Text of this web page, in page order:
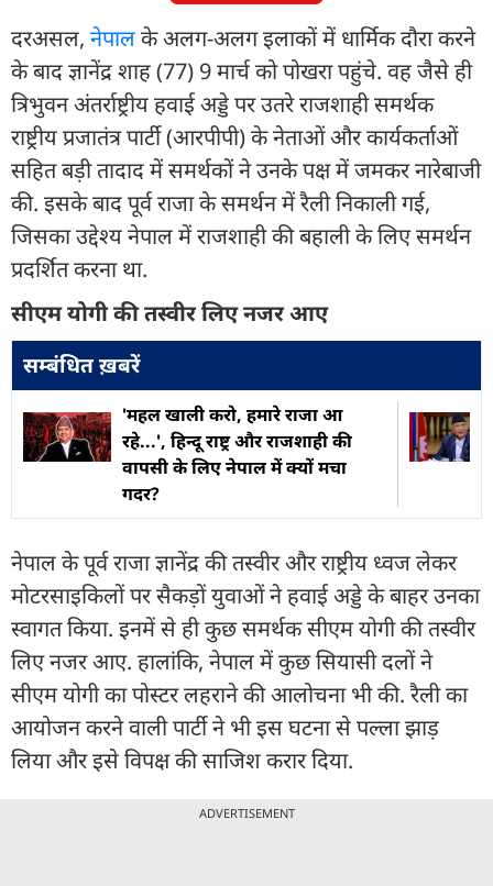
दरअसल, नेपालके अलग-अलग इलाकों में धार्मिक दौरा करने
के बाद ज्ञानेंद्र शाह (77) 9 मार्च को पोखरा पहुंचे. वह जैसे ही
त्रिभुवन अंतर्राष्ट्रीय हवाई अड्डे पर उतरे राजशाही समर्थक
राष्ट्रीय प्रजातंत्र पार्टी (आरपीपी) के नेताओं और कार्यकर्ताओं
सहित बड़ी तादाद में समर्थकों ने उनके पक्ष में जमकर नारेबाजी
की. इसके बाद पूर्व राजा के समर्थन में रैली निकाली गई,
जिसका उद्देश्य नेपाल में राजशाही की बहाली के लिए समर्थन
प्रदर्शित करना था.
सीएम योगी की तस्वीर लिए नजर आए
सम्बंधित ख़बरें
'महल खाली करो, हमारे राजा आ
रहे...', हिन्दू राष्ट्र और राजशाही की
वापसी के लिए नेपाल में क्यों मचा
गदर?
नेपाल के पूर्व राजा ज्ञानेंद्र की तस्वीर और राष्ट्रीय ध्वज लेकर
मोटरसाइकिलों पर सैकड़ों युवाओं ने हवाई अड्डे के बाहर उनका
स्वागत किया. इनमें से ही कुछ समर्थक सीएम योगी की तस्वीर
लिए नजर आए. हालांकि, नेपाल में कुछ सियासी दलों ने
सीएम योगी का पोस्टर लहराने की आलोचना भी की. रैली का
आयोजन करने वाली पार्टी ने भी इस घटना से पल्ला झाड़
लिया और इसे विपक्ष की साजिश करार दिया.
ADVERTISEMENT